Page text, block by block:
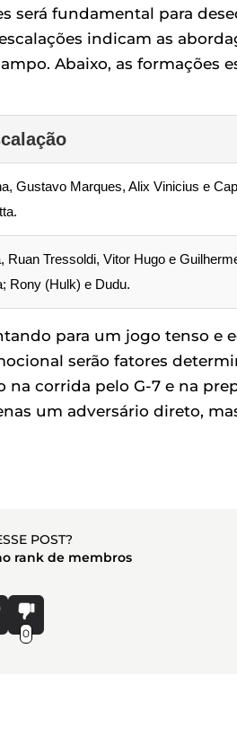
será fundamental para
indicam as
Abaixo, as formações
Gustavo Marques, Alix Vinicius e
Ruan Tressoldi, Vitor Hugo e
Rony (Hulk) e Dudu.
para um jogo tenso e
serão fatores
corrida pelo G-7 e na
um adversário direto,
POST?
rank de membros
0